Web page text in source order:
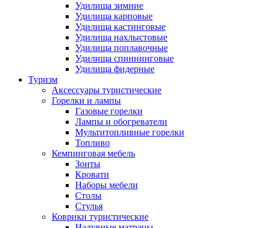
Удилища зимние
Удилища карповые
Удилища кастинговые
Удилища нахлыстовые
Удилища поплавочные
Удилища спиннинговые
Удилища фидерные
Туризм
Аксессуары туристические
Горелки и лампы
Газовые горелки
Лампы и обогреватели
Мультитопливные горелки
Топливо
Кемпинговая мебель
Зонты
Кровати
Наборы мебели
Столы
Стулья
Коврики туристические